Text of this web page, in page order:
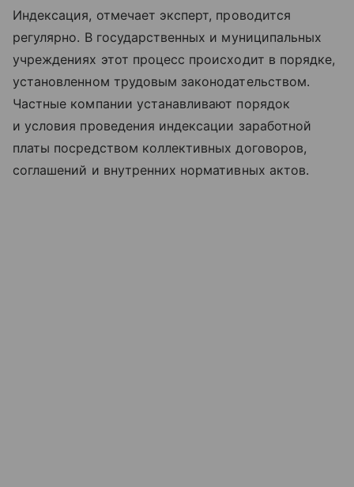
Индексация, отмечает эксперт, проводится
регулярно. В государственных и муниципальных
учреждениях этот процесс происходит в порядке,
установленном трудовым законодательством.
Частные компании устанавливают порядок
и условия проведения индексации заработной
платы посредством коллективных договоров,
соглашений и внутренних нормативных актов.